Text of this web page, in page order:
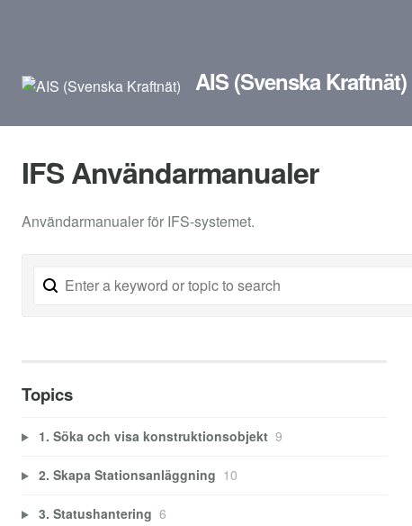
AIS (Svenska Kraftnät)
IFS Användarmanualer
Användarmanualer för IFS-systemet.
Topics
1. Söka och visa konstruktionsobjekt 9
2. Skapa Stationsanläggning 10
3. Statushantering 6